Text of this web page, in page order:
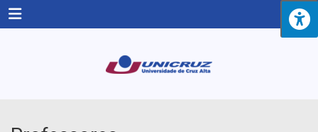
Menu